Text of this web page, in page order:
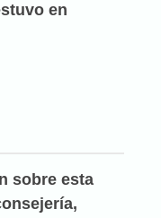
en
sobre esta